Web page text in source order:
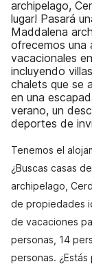
archipelago,
lugar! Pasará
Maddalena
ofrecemos una
vacacionales
incluyendo
chalets que se
en una
verano, un
deportes de
Tenemos el
¿Buscas casas
archipelago,
de propiedades
de vacaciones
personas, 14
personas.